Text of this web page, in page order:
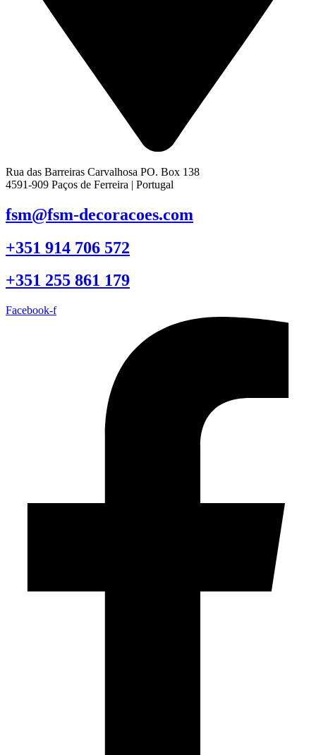
Rua das Barreiras Carvalhosa PO. Box 138
4591-909 Paços de Ferreira | Portugal
fsm@fsm-decoracoes.com
+351 914 706 572
+351 255 861 179
Facebook-f